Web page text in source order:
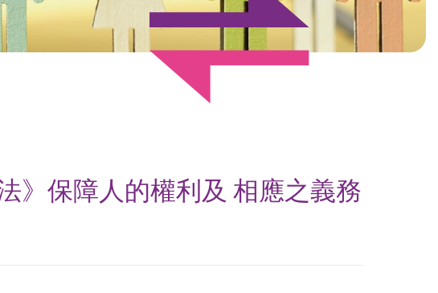
》保障人的權利及 相應之義務